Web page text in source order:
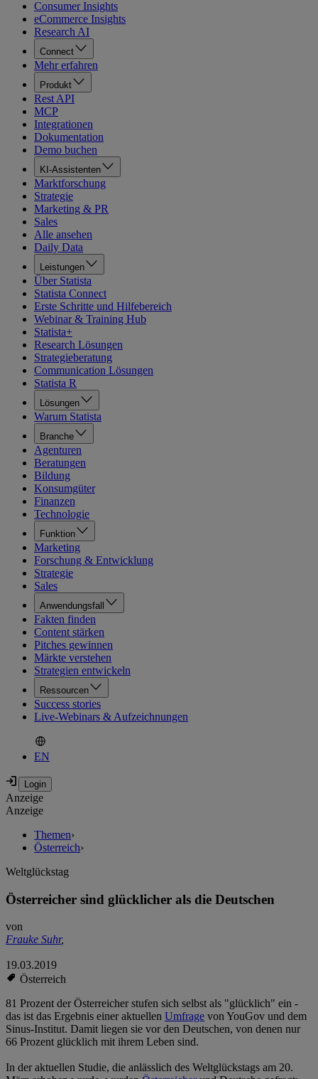
Consumer Insights
eCommerce Insights
Research AI
Connect
Mehr erfahren
Produkt
Rest API
MCP
Integrationen
Dokumentation
Demo buchen
KI-Assistenten
Marktforschung
Strategie
Marketing & PR
Sales
Alle ansehen
Daily Data
Leistungen
Über Statista
Statista Connect
Erste Schritte und Hilfebereich
Webinar & Training Hub
Statista+
Research Lösungen
Strategieberatung
Communication Lösungen
Statista R
Lösungen
Warum Statista
Branche
Agenturen
Beratungen
Bildung
Konsumgüter
Finanzen
Technologie
Funktion
Marketing
Forschung & Entwicklung
Strategie
Sales
Anwendungsfall
Fakten finden
Content stärken
Pitches gewinnen
Märkte verstehen
Strategien entwickeln
Ressourcen
Success stories
Live-Webinars & Aufzeichnungen
EN
Anzeige
Anzeige
Themen›
Österreich›
Weltglückstag
Österreicher sind glücklicher als die Deutschen
von
Frauke Suhr,
19.03.2019
Österreich
81 Prozent der Österreicher stufen sich selbst als "glücklich" ein -
das ist das Ergebnis einer aktuellen Umfrage von YouGov und dem
Sinus-Institut. Damit liegen sie vor den Deutschen, von denen nur
66 Prozent glücklich mit ihrem Leben sind.
In der aktuellen Studie, die anlässlich des Weltglückstags am 20.